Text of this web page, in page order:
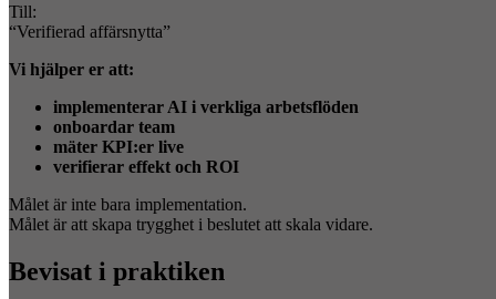
Till:
“Verifierad affärsnytta”
Vi hjälper er att:
implementerar AI i verkliga arbetsflöden
onboardar team
mäter KPI:er live
verifierar effekt och ROI
Målet är inte bara implementation.
Målet är att skapa trygghet i beslutet att skala vidare.
Bevisat i praktiken